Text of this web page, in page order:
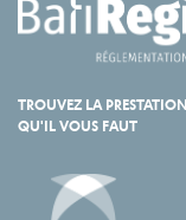
TROUVEZ LA PRESTATION
QU'IL VOUS FAUT